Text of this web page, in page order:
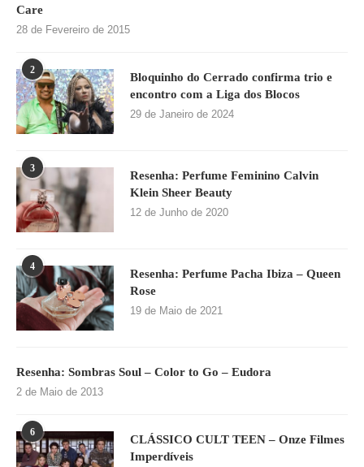
Care
28 de Fevereiro de 2015
2
Bloquinho do Cerrado confirma trio e
encontro com a Liga dos Blocos
29 de Janeiro de 2024
3
Resenha: Perfume Feminino Calvin
Klein Sheer Beauty
12 de Junho de 2020
4
Resenha: Perfume Pacha Ibiza – Queen
Rose
19 de Maio de 2021
Resenha: Sombras Soul – Color to Go – Eudora
2 de Maio de 2013
6
CLÁSSICO CULT TEEN – Onze Filmes
Imperdíveis